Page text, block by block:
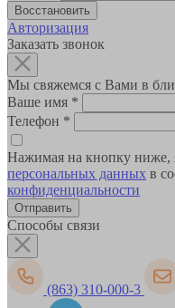
Авторизация
Заказать звонок
Мы свяжемся с Вами в
Ваше имя *
Телефон *
Нажимая на кнопку ниже,
персональных данных в
конфиденциальности
Способы связи
(863) 310-000-3